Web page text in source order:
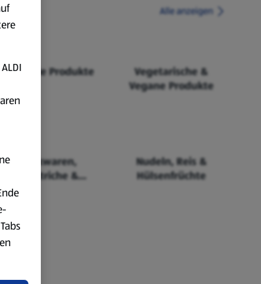
Alle anzeigen
Fairtrade Produkte
Vegetarische &
Vegane Produkte
Backwaren,
Aufstriche &
Nudeln, Reis &
Hülsenfrüchte